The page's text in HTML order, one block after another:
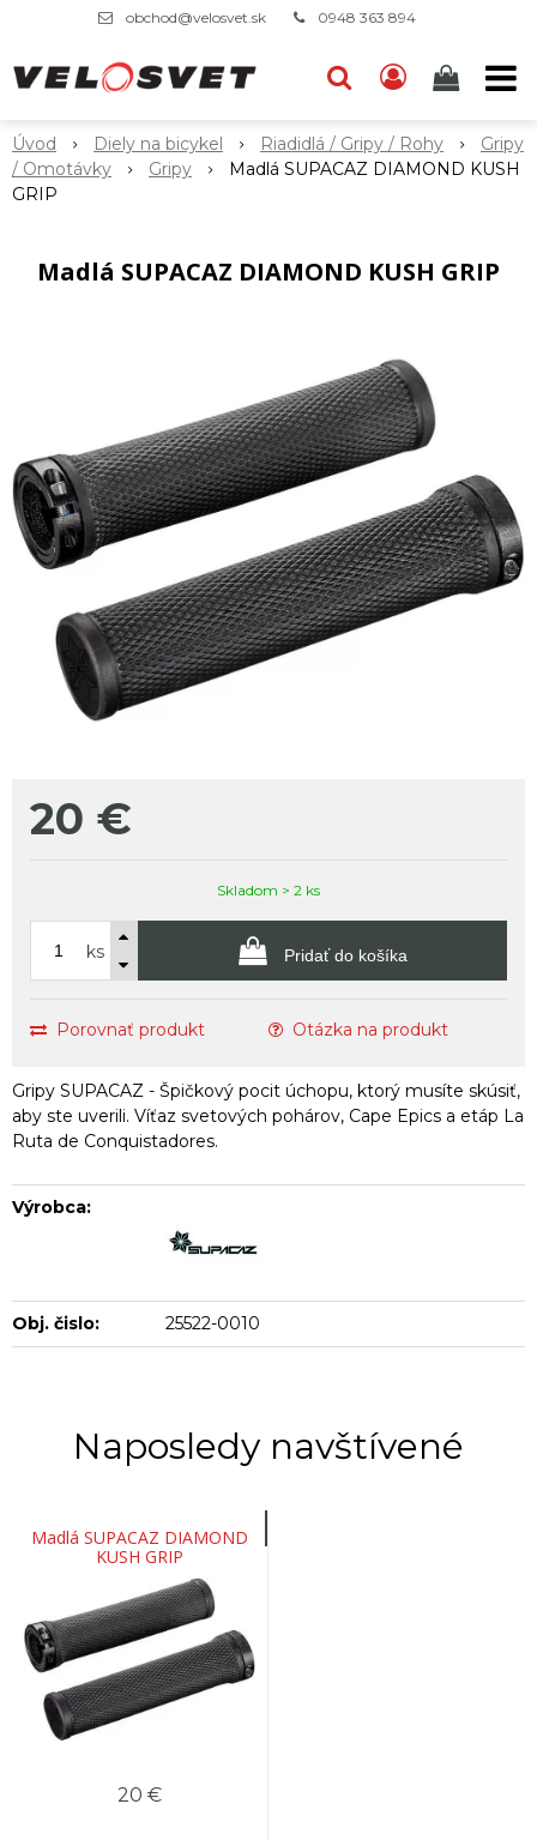
obchod@velosvet.sk 0948 363 894
Úvod Diely na bicykel Riadidlá / Gripy / Rohy
Gripy
/ Omotávky
Gripy
Madlá SUPACAZ DIAMOND KUSH
GRIP
Madlá SUPACAZ DIAMOND KUSH GRIP
20 €
Skladom > 2 ks
ks Pridať do košíka
Porovnať produkt Otázka na produkt
Gripy SUPACAZ - Špičkový pocit úchopu, ktorý musíte skúsiť,
aby ste uverili. Víťaz svetových pohárov, Cape Epics a etáp La
Ruta de Conquistadores.
Výrobca:
Obj. čislo: 25522-0010
Naposledy navštívené
Madlá SUPACAZ DIAMOND
KUSH GRIP
20 €